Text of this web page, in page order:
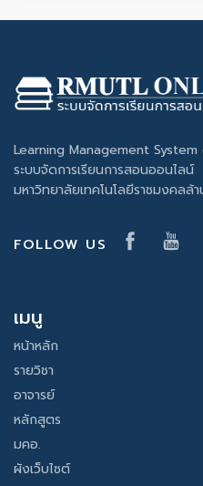
Learning Management System
ระบบจัดการเรียนการสอนออนไลน์
มหาวิทยาลัยเทคโนโลยีราชมงคลล้า
FOLLOW US
เมนู
หน้าหลัก
รายวิชา
อาจารย์
หลักสูตร
มคอ.
ผังเว็บไซต์